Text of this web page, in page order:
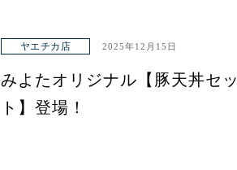
ヤエチカ店 2025年12月15日
みよたオリジナル【豚天丼セッ
ト】登場！